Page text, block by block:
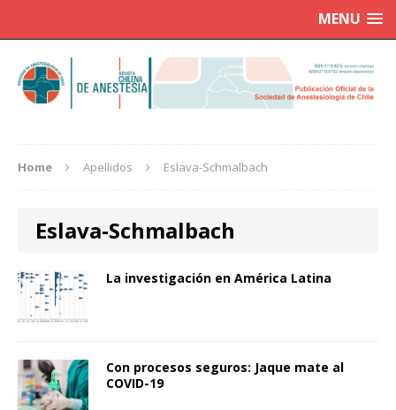
MENU
Home Apellidos Eslava-Schmalbach
Eslava-Schmalbach
La investigación en América Latina
Con procesos seguros: Jaque mate al
COVID-19